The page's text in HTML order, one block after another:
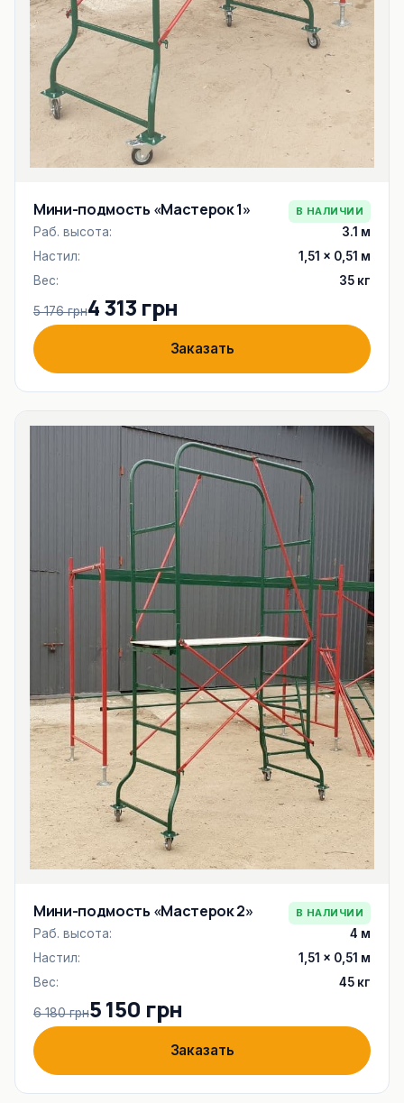
Мини-подмость «Мастерок 1» В НАЛИЧИИ
Раб. высота:
3.1 м
Настил:
1,51 × 0,51 м
Вес:
35 кг
5 176 грн4 313 грн
Заказать
Мини-подмость «Мастерок 2» В НАЛИЧИИ
Раб. высота:
4 м
Настил:
1,51 × 0,51 м
Вес:
45 кг
6 180 грн5 150 грн
Заказать